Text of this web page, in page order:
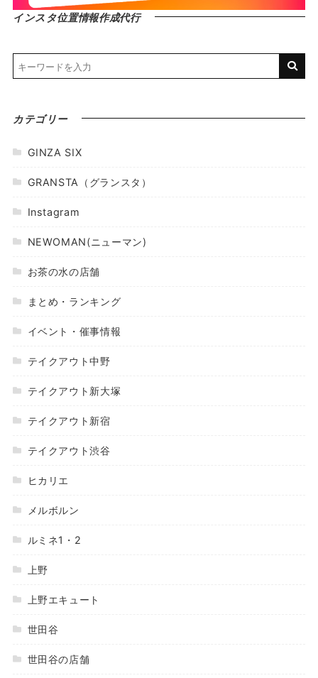
インスタ位置情報作成代行
カテゴリー
GINZA SIX
GRANSTA（グランスタ）
Instagram
NEWOMAN(ニューマン)
お茶の水の店舗
まとめ・ランキング
イベント・催事情報
テイクアウト中野
テイクアウト新大塚
テイクアウト新宿
テイクアウト渋谷
ヒカリエ
メルボルン
ルミネ1・2
上野
上野エキュート
世田谷
世田谷の店舗